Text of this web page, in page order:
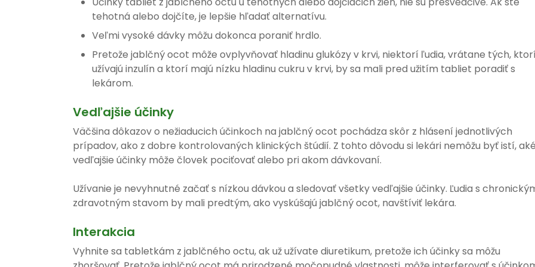
tehotná alebo dojčíte, je lepšie hľadať alternatívu.
Veľmi vysoké dávky môžu dokonca poraniť hrdlo.
Pretože jablčný ocot môže ovplyvňovať hladinu glukózy v krvi, niektorí ľudia, vrátane tých, ktorí
užívajú inzulín a ktorí majú nízku hladinu cukru v krvi, by sa mali pred užitím tabliet poradiť s
lekárom.
Vedľajšie účinky
Väčšina dôkazov o nežiaducich účinkoch na jablčný ocot pochádza skôr z hlásení jednotlivých
prípadov, ako z dobre kontrolovaných klinických štúdií. Z tohto dôvodu si lekári nemôžu byť istí, aké
vedľajšie účinky môže človek pociťovať alebo pri akom dávkovaní.
Užívanie je nevyhnutné začať s nízkou dávkou a sledovať všetky vedľajšie účinky. Ľudia s
zdravotným stavom by mali predtým, ako vyskúšajú jablčný ocot, navštíviť lekára.
Interakcia
Vyhnite sa tabletkám z jablčného octu, ak už užívate diuretikum, pretože ich účinky sa môžu